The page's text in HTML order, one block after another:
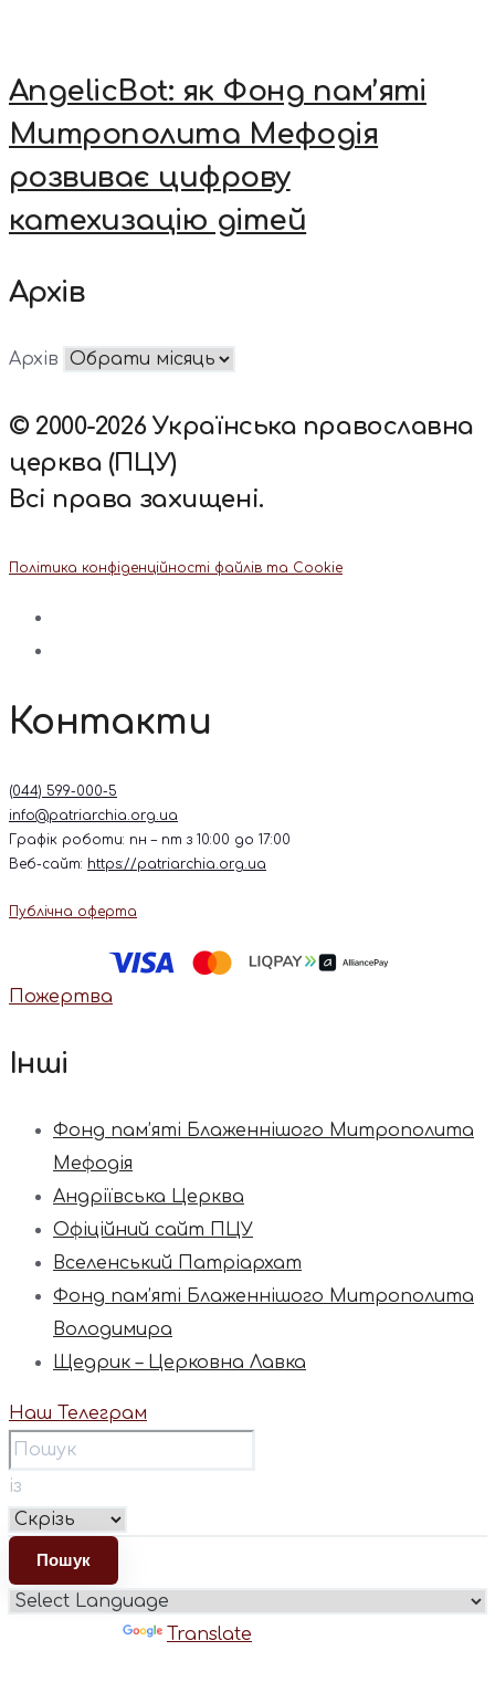
AngelicBot: як Фонд пам’яті
Митрополита Мефодія
розвиває цифрову
катехизацію дітей
Архів
Архів
© 2000-2026 Українська православна
церква (ПЦУ)
Всі права захищені.
Політика конфіденційності файлів та Cookie
Контакти
(044) 599-000-5
info@patriarchia.org.ua
Графік роботи: пн – пт з 10:00 до 17:00
Веб-сайт: https://patriarchia.org.ua
Публічна оферта
Пожертва
Інші
Фонд пам’яті Блаженнішого Митрополита
Мефодія
Андріївська Церква
Офіційний сайт ПЦУ
Вселенський Патріархат
Фонд пам’яті Блаженнішого Митрополита
Володимира
Щедрик – Церковна Лавка
Наш Телеграм
із
Translate